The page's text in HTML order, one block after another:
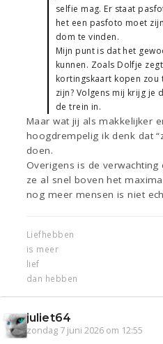
selfie mag. Er staat
het een pasfoto moet
dom te vinden.
Mijn punt is dat het
kunnen. Zoals Dolfje
kortingskaart kopen
zijn? Volgens mij krijg je
de trein in.
Maar wat jij als makkelijker
hoogdrempelig ik denk dat
doen.
Overigens is de
ze al snel boven het
nog meer mensen is niet
Liefhebben
is meer
lief
dan hebben
juliet64
zondag 7 juni 2026 om 12:55